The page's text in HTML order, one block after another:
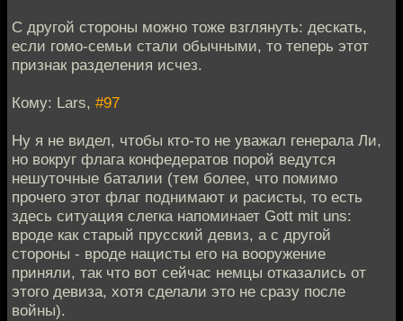
С другой стороны можно тоже взглянуть: дескать,
если гомо-семьи стали обычными, то теперь этот
признак разделения исчез.
Кому: Lars, #97
Ну я не видел, чтобы кто-то не уважал генерала Ли,
но вокруг флага конфедератов порой ведутся
нешуточные баталии (тем более, что помимо
прочего этот флаг поднимают и расисты, то есть
здесь ситуация слегка напоминает Gott mit uns:
вроде как старый прусский девиз, а с другой
стороны - вроде нацисты его на вооружение
приняли, так что вот сейчас немцы отказались от
этого девиза, хотя сделали это не сразу после
войны).